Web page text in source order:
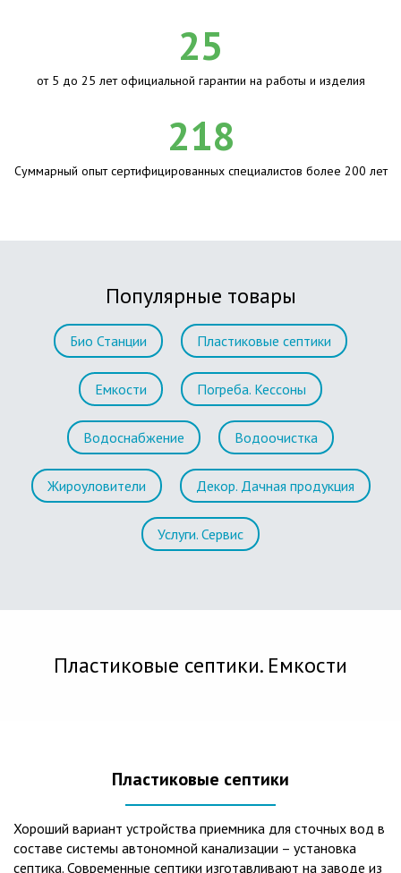
25
от 5 до 25 лет официальной гарантии на работы и изделия
218
Суммарный опыт сертифицированных специалистов более 200 лет
Популярные товары
Био Станции Пластиковые септики
Емкости Погреба. Кессоны
Водоснабжение Водоочистка
Жироуловители Декор. Дачная продукция
Услуги. Сервис
Пластиковые септики. Емкости
Пластиковые септики
Хороший вариант устройства приемника для сточных вод в
составе системы автономной канализации – установка
септика. Современные септики изготавливают на заводе из